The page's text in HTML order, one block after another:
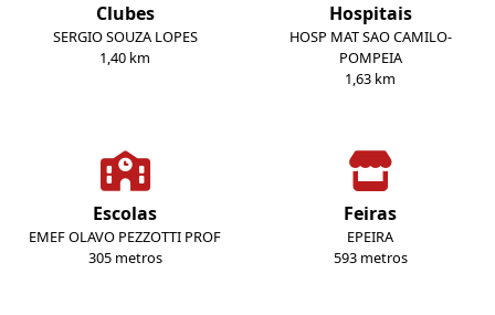
Clubes
SERGIO SOUZA LOPES
1,40 km
Hospitais
HOSP MAT SAO CAMILO-
POMPEIA
1,63 km
Escolas
EMEF OLAVO PEZZOTTI PROF
305 metros
Feiras
EPEIRA
593 metros